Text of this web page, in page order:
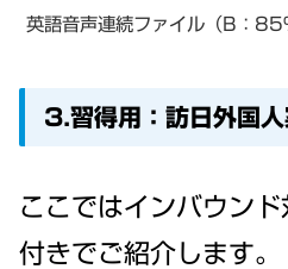
英語音声連続ファイル（B：
3.習得用：訪日外国
ここではインバウン
付きでご紹介します。